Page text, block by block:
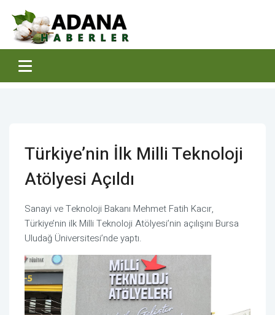
Türkiye’nin İlk Milli Teknoloji
Atölyesi Açıldı
Sanayi ve Teknoloji Bakanı Mehmet Fatih Kacır,
Türkiye’nin ilk Milli Teknoloji Atölyesi’nin açılışını Bursa
Uludağ Üniversitesi’nde yaptı.